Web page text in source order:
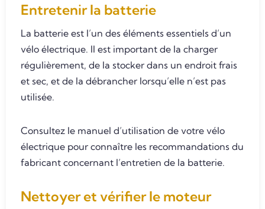
Entretenir la batterie
La batterie est l’un des éléments essentiels d’un
vélo électrique. Il est important de la charger
régulièrement, de la stocker dans un endroit frais
et sec, et de la débrancher lorsqu’elle n’est pas
utilisée.
Consultez le manuel d’utilisation de votre vélo
électrique pour connaître les recommandations du
fabricant concernant l’entretien de la batterie.
Nettoyer et vérifier le moteur